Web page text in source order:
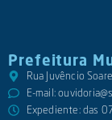
Prefeitura
Rua Juvêncio
E-mail:
Expediente: das